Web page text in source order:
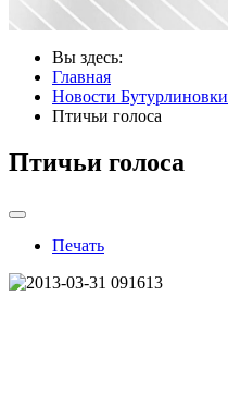
Вы здесь:
Главная
Новости Бутурлиновки
Птичьи голоса
Птичьи голоса
Печать